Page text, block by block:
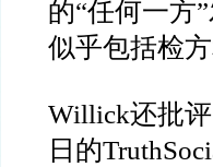
的“任何一方”
似乎包括检
Willick还批
日的